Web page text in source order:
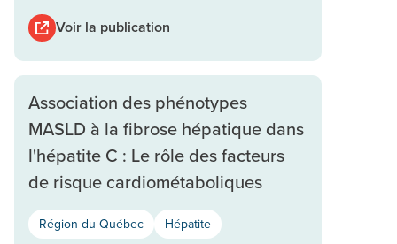
Voir la publication
Association des phénotypes
MASLD à la fibrose hépatique dans
l'hépatite C : Le rôle des facteurs
de risque cardiométaboliques
Région du Québec Hépatite